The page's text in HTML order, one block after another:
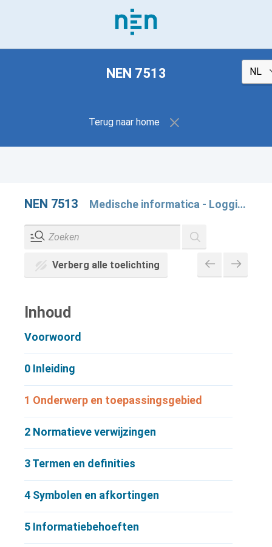
NEN 7513
Terug naar home
NEN 7513 Medische informatica - Logging - Vastleggen van acties op elektronische patiëntdossiers
Verberg alle toelichting
Inhoud
Voorwoord
0 Inleiding
1 Onderwerp en toepassingsgebied
2 Normatieve verwijzingen
3Termen en definities
4 Symbolen en afkortingen
5 Informatiebehoeften